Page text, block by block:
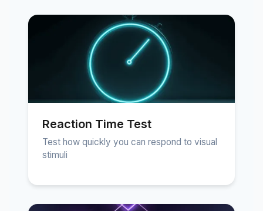
Reaction Time Test
Test how quickly you can respond to visual
stimuli